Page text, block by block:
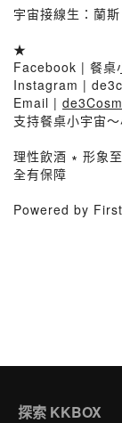
宇宙接線生：蘭
★
Facebook | 餐桌
Instagram |
Email |
支持餐桌小宇宙
理性飲酒 ∗ 形象
全有保障
Powered by
探索 KKBOX